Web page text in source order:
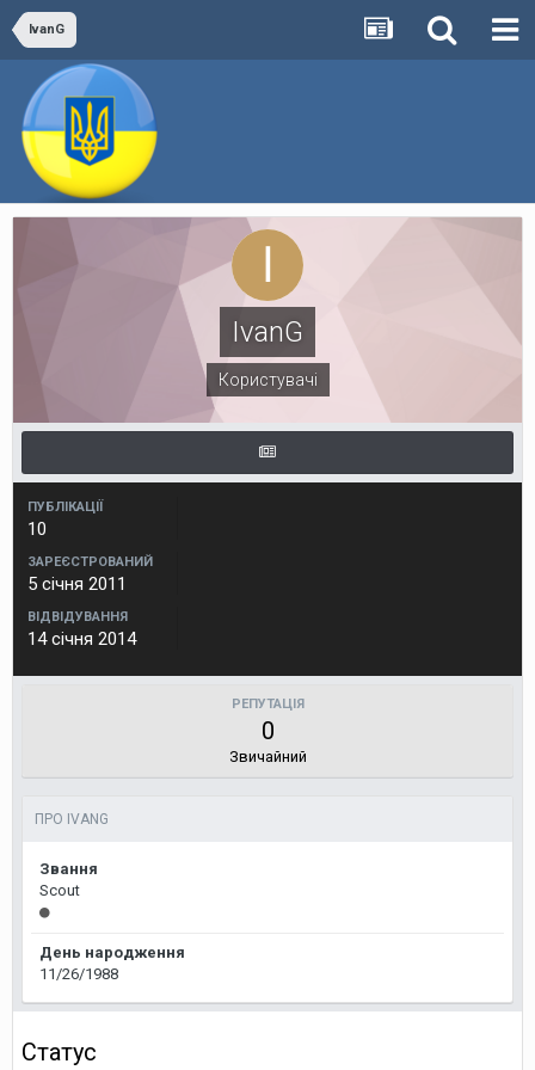
IvanG
IvanG
Користувачі
ПУБЛІКАЦІЇ
10
ЗАРЕЄСТРОВАНИЙ
5 січня 2011
ВІДВІДУВАННЯ
14 січня 2014
РЕПУТАЦІЯ
0
Звичайний
ПРО IVANG
Звання
Scout
День народження
11/26/1988
Статус